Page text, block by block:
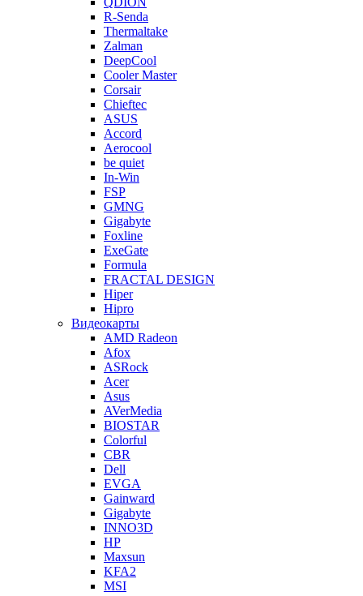
R-Senda
Thermaltake
Zalman
DeepCool
Cooler Master
Corsair
Chieftec
ASUS
Accord
Aerocool
be quiet
In-Win
FSP
GMNG
Gigabyte
Foxline
ExeGate
Formula
FRACTAL DESIGN
Hiper
Hipro
Видеокарты
AMD Radeon
Afox
ASRock
Acer
Asus
AVerMedia
BIOSTAR
Colorful
CBR
Dell
EVGA
Gainward
Gigabyte
INNO3D
HP
Maxsun
KFA2
MSI